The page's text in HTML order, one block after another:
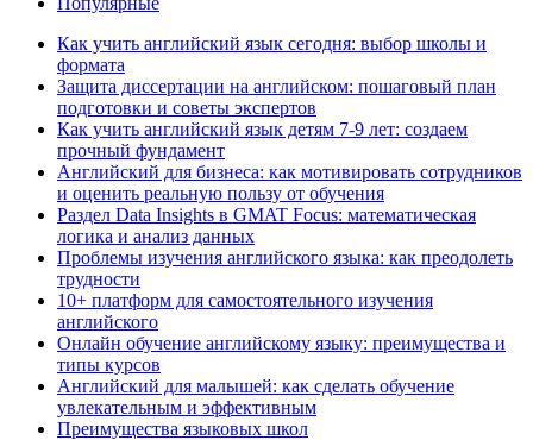
Как учить английский язык сегодня: выбор школы и
формата
Защита диссертации на английском: пошаговый план
подготовки и советы экспертов
Как учить английский язык детям 7-9 лет: создаем
прочный фундамент
Английский для бизнеса: как мотивировать сотрудников
и оценить реальную пользу от обучения
Раздел Data Insights в GMAT Focus: математическая
логика и анализ данных
Проблемы изучения английского языка: как преодолеть
трудности
10+ платформ для самостоятельного изучения
английского
Онлайн обучение английскому языку: преимущества и
типы курсов
Английский для малышей: как сделать обучение
увлекательным и эффективным
Преимущества языковых школ